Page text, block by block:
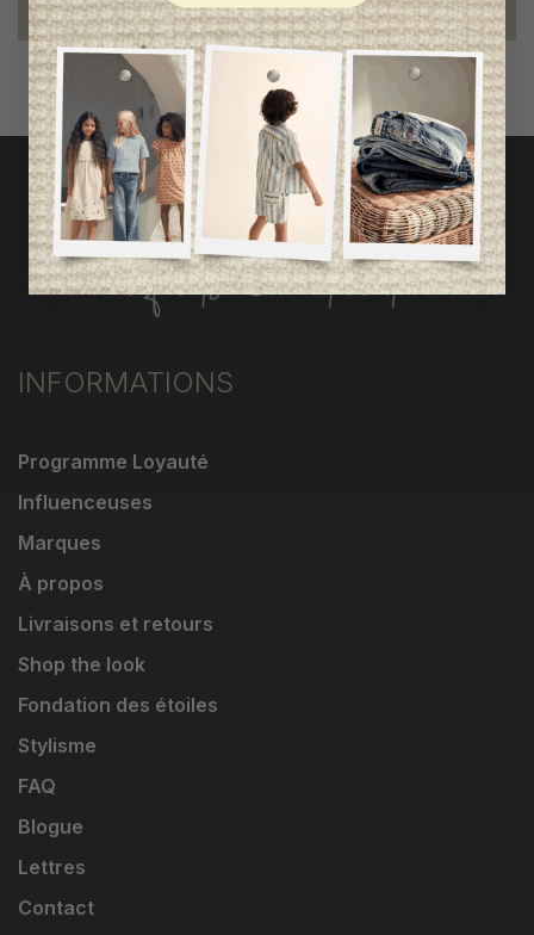
fiers de collaborer à une bonne cause
INFORMATIONS
Programme Loyauté
Influenceuses
Marques
À propos
Livraisons et retours
Shop the look
Fondation des étoiles
Stylisme
FAQ
Blogue
Lettres
Contact